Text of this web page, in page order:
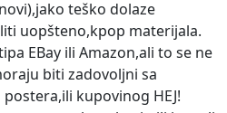
teško dolaze
uopšteno,kpop materijala.
EBay ili Amazon,ali to se ne
biti zadovoljni sa
kupovinog HEJ!